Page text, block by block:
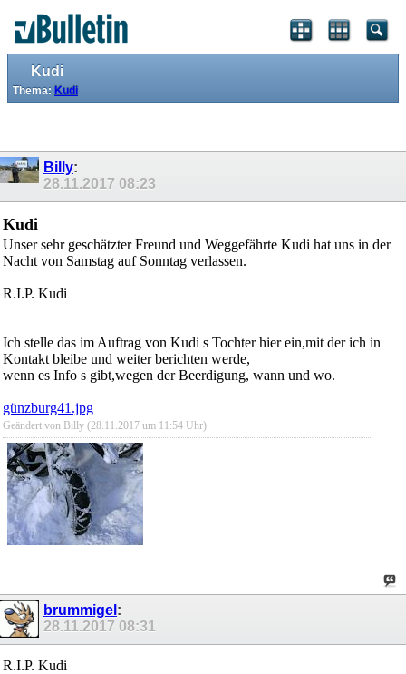
Kudi
Thema: Kudi
Billy:
28.11.2017 08:23
Kudi
Unser sehr geschätzter Freund und Weggefährte Kudi hat uns in der
Nacht von Samstag auf Sonntag verlassen.
R.I.P. Kudi
Ich stelle das im Auftrag von Kudi s Tochter hier ein,mit der ich in
Kontakt bleibe und weiter berichten werde,
wenn es Info s gibt,wegen der Beerdigung, wann und wo.
günzburg41.jpg
Geändert von Billy (28.11.2017 um 11:54 Uhr)
brummigel :
28.11.2017 08:31
R.I.P. Kudi